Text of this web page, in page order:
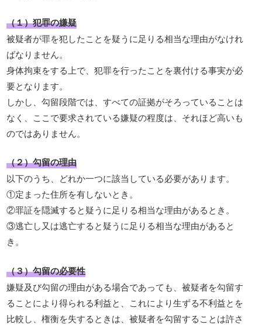
（１）犯罪の嫌疑
被疑者が罪を犯したことを疑うに足りる相当な理由がなけれ
ばなりません。
身体拘束をする上で、犯罪を行ったことを裏付ける事実が必
要となります。
しかし、勾留段階では、すべての証拠がそろっていることは
なく、ここで要求されている嫌疑の程度は、それほど高いも
のではありません。
（２）勾留の理由
以下のうち、どれか一つに該当している必要があります。
①定まった住所を有しないとき。
②罪証を隠滅すると疑うに足りる相当な理由があるとき。
③逃亡し又は逃亡すると疑うに足りる相当な理由があると
き。
（３）勾留の必要性
嫌疑及び勾留の理由がある場合であっても、被疑者を勾留す
ることにより得られる利益と、これにより生ずる不利益とを
比較し、権衡を失するときは、被疑者を勾留することは許さ